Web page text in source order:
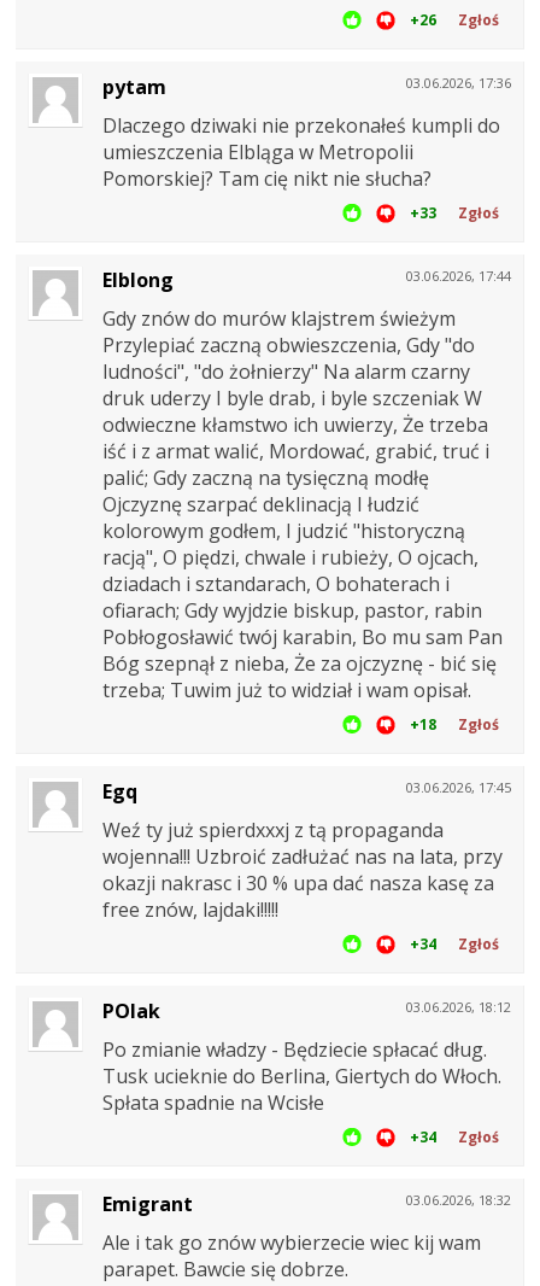
+26 Zgłoś
03.06.2026, 17:36
pytam
Dlaczego dziwaki nie przekonałeś kumpli do
umieszczenia Elbląga w Metropolii
Pomorskiej? Tam cię nikt nie słucha?
+33 Zgłoś
03.06.2026, 17:44
Elblong
Gdy znów do murów klajstrem świeżym
Przylepiać zaczną obwieszczenia, Gdy "do
ludności", "do żołnierzy" Na alarm czarny
druk uderzy I byle drab, i byle szczeniak W
odwieczne kłamstwo ich uwierzy, Że trzeba
iść i z armat walić, Mordować, grabić, truć i
palić; Gdy zaczną na tysięczną modłę
Ojczyznę szarpać deklinacją I łudzić
kolorowym godłem, I judzić "historyczną
racją", O piędzi, chwale i rubieży, O ojcach,
dziadach i sztandarach, O bohaterach i
ofiarach; Gdy wyjdzie biskup, pastor, rabin
Pobłogosławić twój karabin, Bo mu sam Pan
Bóg szepnął z nieba, Że za ojczyznę - bić się
trzeba; Tuwim już to widział i wam opisał.
+18 Zgłoś
03.06.2026, 17:45
Egq
Weź ty już spierdxxxj z tą propaganda
wojenna!!! Uzbroić zadłużać nas na lata, przy
okazji nakrasc i 30 % upa dać nasza kasę za
free znów, lajdaki!!!!!
+34 Zgłoś
03.06.2026, 18:12
POlak
Po zmianie władzy - Będziecie spłacać dług.
Tusk ucieknie do Berlina, Giertych do Włoch.
Spłata spadnie na Wcisłe
+34 Zgłoś
03.06.2026, 18:32
Emigrant
Ale i tak go znów wybierzecie wiec kij wam
parapet. Bawcie się dobrze.